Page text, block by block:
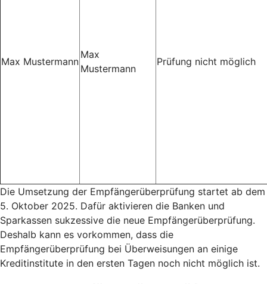
Max Mustermann
Max
Mustermann
Prüfung nicht möglich
Die Umsetzung der Empfängerüberprüfung startet ab dem
5. Oktober 2025. Dafür aktivieren die Banken und
Sparkassen sukzessive die neue Empfängerüberprüfung.
Deshalb kann es vorkommen, dass die
Empfängerüberprüfung bei Überweisungen an einige
Kreditinstitute in den ersten Tagen noch nicht möglich ist.